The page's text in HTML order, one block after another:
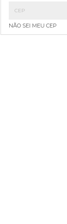
NÃO SEI MEU CEP